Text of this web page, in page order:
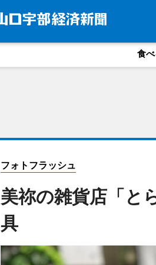
食
フォトフラッシュ
美祢の雑貨店「と
具